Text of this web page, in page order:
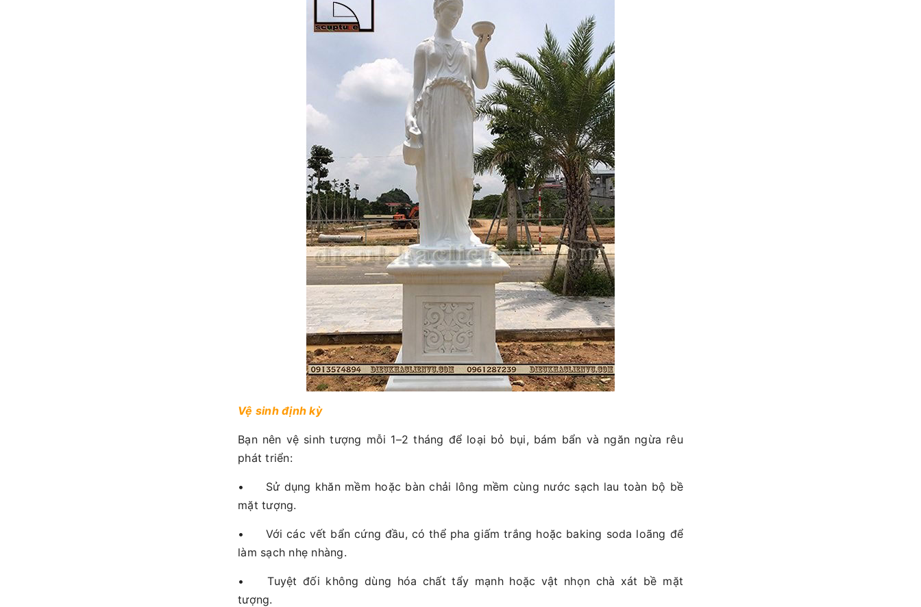
Vệ sinh định kỳ
Bạn nên vệ sinh tượng mỗi 1–2 tháng để loại bỏ bụi, bám bẩn và ngăn ngừa rêu
phát triển:
•
Sử dụng khăn mềm hoặc bàn chải lông mềm cùng nước sạch lau toàn bộ bề
mặt tượng.
•
Với các vết bẩn cứng đầu, có thể pha giấm trắng hoặc baking soda loãng để
làm sạch nhẹ nhàng.
•
Tuyệt đối không dùng hóa chất tẩy mạnh hoặc vật nhọn chà xát bề mặt
tượng.